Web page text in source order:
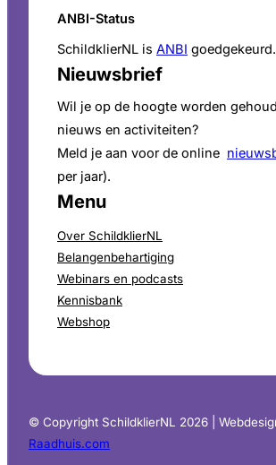
ANBI-Status
SchildklierNL is ANBI goedgekeurd.
Nieuwsbrief
Wil je op de hoogte worden
nieuws en activiteiten?
Meld je aan voor de online
per jaar).
Menu
Over SchildklierNL
Belangenbehartiging
Webinars en podcasts
Kennisbank
Webshop
© Copyright SchildklierNL 2026 |
Raadhuis.com